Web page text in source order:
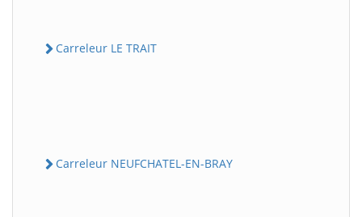
Carreleur LE TRAIT
Carreleur NEUFCHATEL-EN-BRAY